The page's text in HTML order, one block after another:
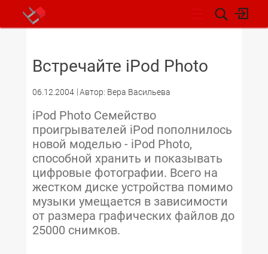
Встречайте iPod Photo
06.12.2004 Автор: Вера Васильева
iPod Photo Семейство
проигрывателей iPod пополнилось
новой моделью - iPod Photo,
способной хранить и показывать
цифровые фотографии. Всего на
жестком диске устройства помимо
музыки умещается в зависимости
от размера графических файлов до
25000 снимков.